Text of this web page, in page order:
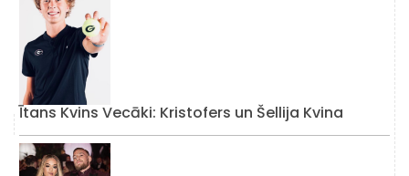
Ītans Kvins Vecāki: Kristofers un Šellija Kvina